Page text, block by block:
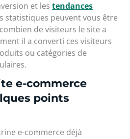
et les tendances
statistiques peuvent vous être
de visiteurs le site a
il a converti ces visiteurs
ou catégories de
e-commerce
points
e-commerce déjà